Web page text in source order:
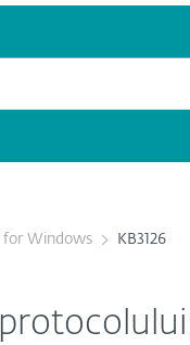
for Windows KB3126